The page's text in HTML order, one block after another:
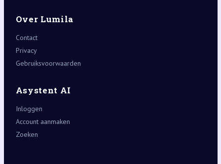
Over Lumila
Contact
Privacy
Gebruiksvoorwaarden
Asystent AI
Inloggen
Account aanmaken
Zoeken